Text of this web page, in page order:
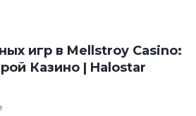
игр в Mellstroy Casino:
Казино | Halostar